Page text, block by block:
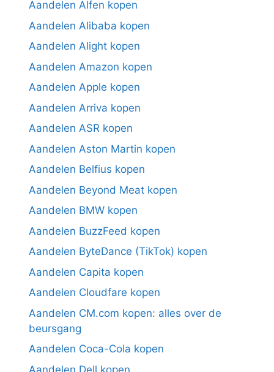
Aandelen Alfen kopen
Aandelen Alibaba kopen
Aandelen Alight kopen
Aandelen Amazon kopen
Aandelen Apple kopen
Aandelen Arriva kopen
Aandelen ASR kopen
Aandelen Aston Martin kopen
Aandelen Belfius kopen
Aandelen Beyond Meat kopen
Aandelen BMW kopen
Aandelen BuzzFeed kopen
Aandelen ByteDance (TikTok) kopen
Aandelen Capita kopen
Aandelen Cloudfare kopen
Aandelen CM.com kopen: alles over de
beursgang
Aandelen Coca-Cola kopen
Aandelen Dell kopen